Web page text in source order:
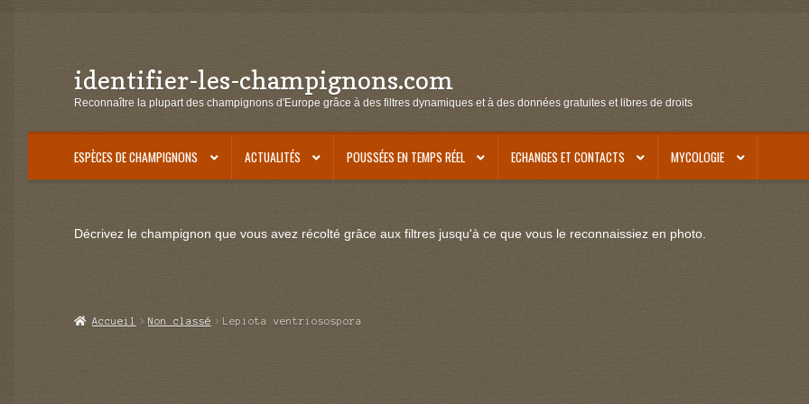
Aller
à
navigation
Aller
au
identifier-les-champignons.com
Reconnaître la plupart des champignons d'Europe grâce à des filtres dynamiques et à des données gratuites et libres de droits
ESPÈCES DE CHAMPIGNONS ACTUALITÉS POUSSÉES EN TEMPS RÉEL ECHANGES ET CONTACTS MYCOLOGIE
Décrivez le champignon que vous avez récolté grâce aux filtres jusqu'à ce que vous le reconnaissiez en photo.
Accueil Non classé Lepiota ventriosospora